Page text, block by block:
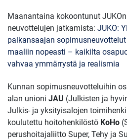
Maanantaina kokoontunut
neuvottelujen jatkamista: JUKO:
palkansaajan
maaliin nopeasti – kaikilta
vahvaa ymmärrystä ja realismia
Kunnan sopimusneuvotteluihin
alan unioni JAU (Julkisten ja
Julkis- ja yksityisalojen
koulutettu hoitohenkilöstö KoHo
perushoitajaliitto Super, Tehy ja